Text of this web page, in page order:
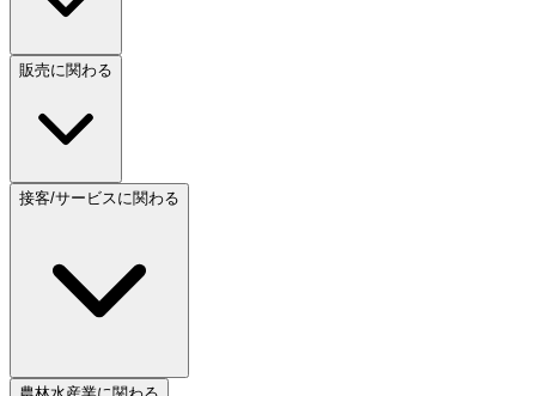
販売に関わる
接客/サービスに関わる